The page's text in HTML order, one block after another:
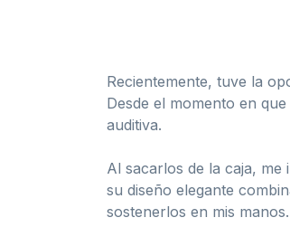
Recientemente, tuve la
Desde el momento en
auditiva.
Al sacarlos de la caja,
su diseño elegante
sostenerlos en mis manos.